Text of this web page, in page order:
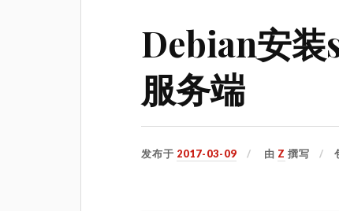
Debian安
服务端
发布于 2017-03-09 由 Z 撰写